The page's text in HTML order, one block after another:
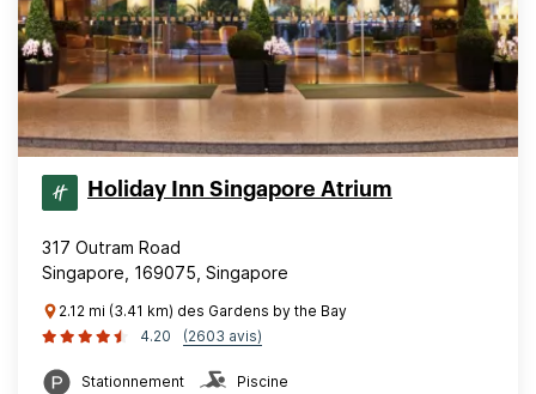
Holiday Inn Singapore Atrium
317 Outram Road
Singapore, 169075, Singapore
2.12 mi (3.41 km) des Gardens by the Bay
4.20
(2603 avis)
Stationnement Piscine